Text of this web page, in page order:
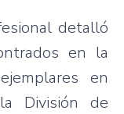
detalló
en la
en
División de